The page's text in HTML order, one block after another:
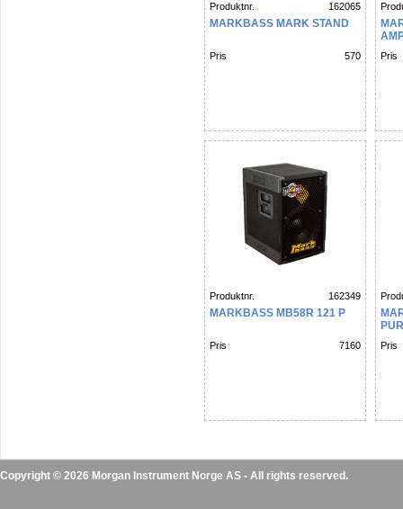
Produktnr. 162065
MARKBASS MARK STAND
Pris 570 Pris
Produktnr. 162349
MARKBASS MB58R 121 P
Pris 7160 Pris
Copyright © 2026 Morgan Instrument Norge AS - All rights reserved.